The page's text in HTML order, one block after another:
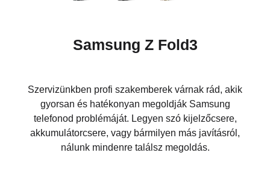
Samsung Z Fold3
Szervizünkben profi szakemberek várnak rád, akik
gyorsan és hatékonyan megoldják Samsung
telefonod problémáját. Legyen szó kijelzőcsere,
akkumulátorcsere, vagy bármilyen más javításról,
nálunk mindenre találsz megoldás.